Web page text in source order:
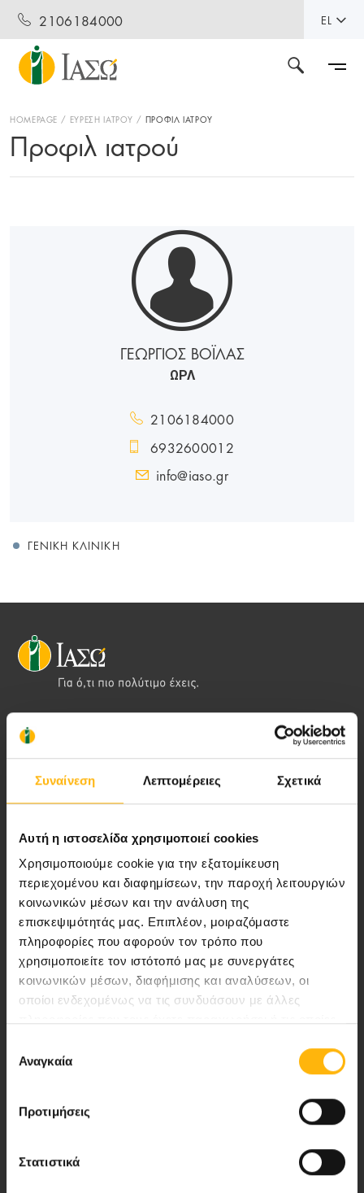
Συναίνεση Λεπτομέρειες Σχετικά
Αυτή η ιστοσελίδα χρησιμοποιεί cookies
Χρησιμοποιούμε cookie για την εξατομίκευση
περιεχομένου και διαφημίσεων, την παροχή λειτουργιών
κοινωνικών μέσων και την ανάλυση της
επισκεψιμότητάς μας. Επιπλέον, μοιραζόμαστε
πληροφορίες που αφορούν τον τρόπο που
χρησιμοποιείτε τον ιστότοπό μας με συνεργάτες
κοινωνικών μέσων, διαφήμισης και αναλύσεων, οι
οποίοι ενδεχομένως να τις συνδυάσουν με άλλες
των υπηρεσιών τους.
συγκατάθεσης
Αναγκαία
Προτιμήσεις
Στατιστικά
2106184000 EL
HOMEPAGE ΕΥΡΕΣΗ ΙΑΤΡΟΥ ΠΡΟΦΙΛ ΙΑΤΡΟΥ
Προφιλ ιατρού
ΓΕΩΡΓΙΟΣ ΒΟΪΛΑΣ
ΩΡΛ
2106184000
6932600012
info@iaso.gr
ΓΕΝΙΚΉ ΚΛΙΝΙΚΉ
Αποστολή μας να παρέχουμε υψηλής
ποιότητας ολοκληρωμένες υπηρεσίες
Περιοχή Ιατρών
Εκδηλώσεις
151 23 Μαρούσι, Αθήνα Τηλ. Κέντρο: 210 61 84 000
Email:info@iaso.gr
Επικοινωνία
Νέα - Δελτία Τύπου
Blog